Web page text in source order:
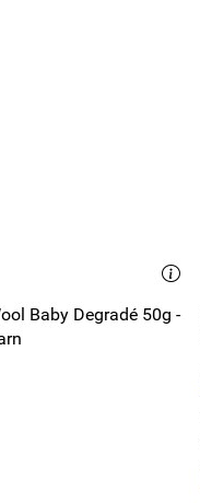
Baby Degradé 50g -